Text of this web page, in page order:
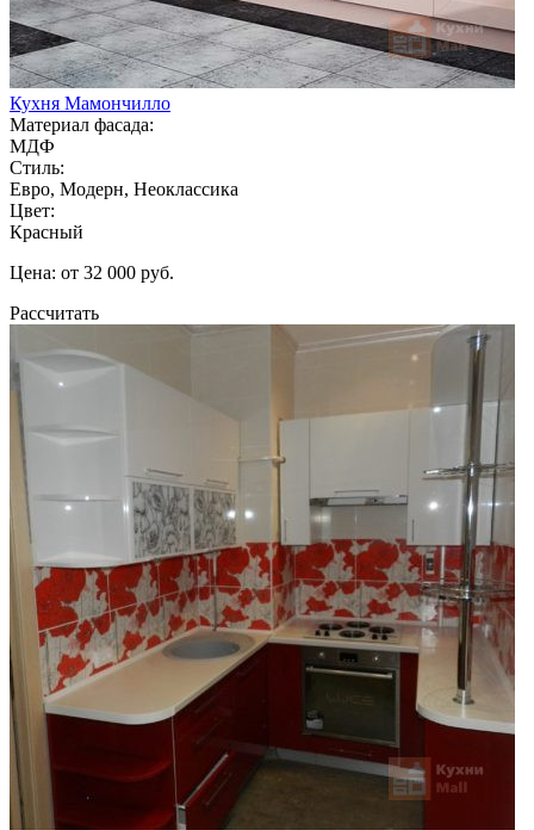
Кухня Мамончилло
Материал фасада:
МДФ
Стиль:
Евро, Модерн, Неоклассика
Цвет:
Красный
Цена: от 32 000 руб.
Рассчитать